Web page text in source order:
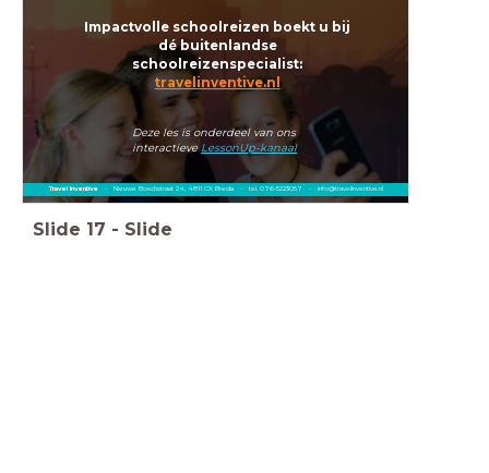
Impactvolle schoolreizen boekt u bij
dé buitenlandse
schoolreizenspecialist:
travelinventive.nl
Deze les is onderdeel van ons
interactieve LessonUp-kanaal
Travel Inventive- Nieuwe Boschstraat 24, 4811 CX Breda - tel. 076-5223057 - info@travelinventive.nl
Slide 17 - Slide